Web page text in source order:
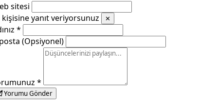
sitesi
kişisine yanıt veriyorsunuz
✕
*
(Opsiyonel)
*
Yorumu Gönder